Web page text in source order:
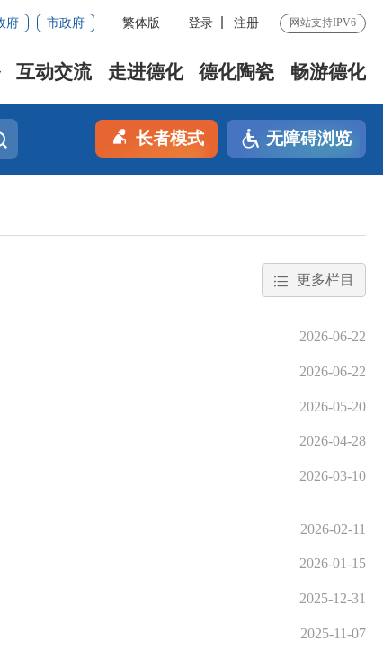
府 市政府 繁体版 登录 注册 网站支持IPV6
互动交流 走进德化 德化陶瓷 畅游德化
长者模式 无障碍浏览
更多栏目
2026-06-22
2026-06-22
2026-05-20
2026-04-28
2026-03-10
2026-02-11
2026-01-15
2025-12-31
2025-11-07